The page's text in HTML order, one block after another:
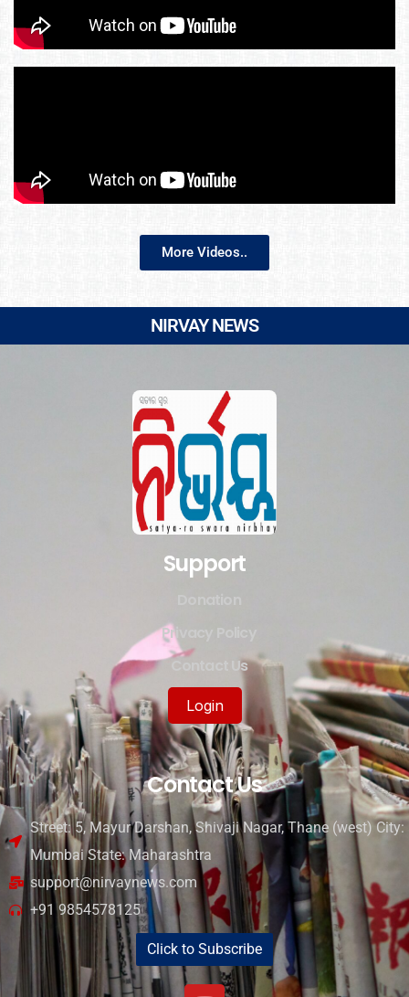
More Videos..
NIRVAY NEWS
Support
Privacy Policy
Contact Us
Login
Contact Us
Street: 5, Mayur Darshan, Shivaji Nagar, Thane (west) City:
Mumbai State: Maharashtra
support@nirvaynews.com
+91 9854578125
Click to Subscribe